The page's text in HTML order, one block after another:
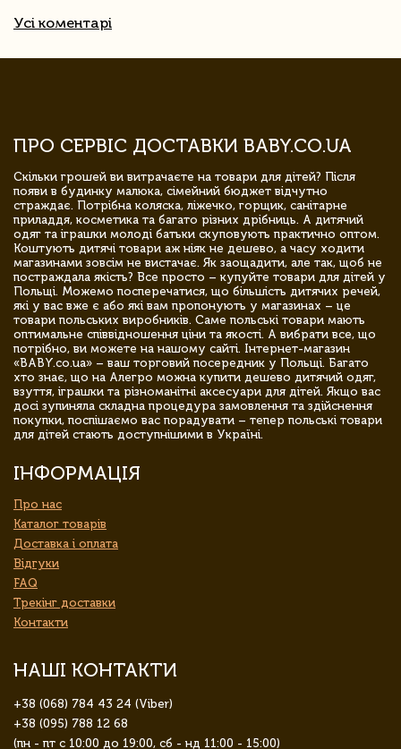
Усі коментарі
ПРО СЕРВІС ДОСТАВКИ BABY.CO.UA
Скільки грошей ви витрачаєте на товари для дітей? Після
появи в будинку малюка, сімейний бюджет відчутно
страждає. Потрібна коляска, ліжечко, горщик, санітарне
приладдя, косметика та багато різних дрібниць. А дитячий
одяг та іграшки молоді батьки скуповують практично оптом.
Коштують дитячі товари аж ніяк не дешево, а часу ходити
магазинами зовсім не вистачає. Як заощадити, але так, щоб не
постраждала якість? Все просто – купуйте товари для дітей у
Польщі. Можемо посперечатися, що більшість дитячих речей,
які у вас вже є або які вам пропонують у магазинах – це
товари польських виробників. Саме польські товари мають
оптимальне співвідношення ціни та якості. А вибрати все, що
потрібно, ви можете на нашому сайті. Інтернет-магазин
«BABY.co.ua» – ваш торговий посередник у Польщі. Багато
хто знає, що на Алегро можна купити дешево дитячий одяг,
взуття, іграшки та різноманітні аксесуари для дітей. Якщо вас
досі зупиняла складна процедура замовлення та здійснення
покупки, поспішаємо вас порадувати – тепер польські товари
для дітей стають доступнішими в Україні.
ІНФОРМАЦІЯ
Про нас
Каталог товарів
Доставка і оплата
Відгуки
FAQ
Трекінг доставки
Контакти
НАШІ КОНТАКТИ
+38 (068) 784 43 24 (Viber)
+38 (095) 788 12 68
(пн - пт с 10:00 до 19:00, сб - нд 11:00 - 15:00)